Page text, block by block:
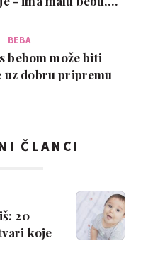
BEBA
bebom može biti
uz dobru pripremu
ČLANCI
20
koje